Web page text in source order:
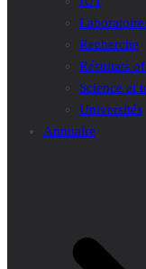
Recherche
Résultats
Science et
Universités
Annuaire